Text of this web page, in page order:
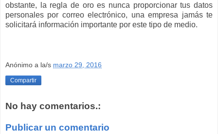
obstante, la regla de oro es nunca proporcionar tus datos
personales por correo electrónico, una empresa jamás te
solicitará información importante por este tipo de medio.
Anónimo a la/s marzo 29, 2016
Compartir
No hay comentarios.:
Publicar un comentario